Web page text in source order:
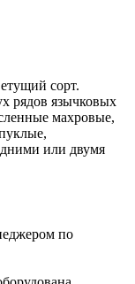
сорт.
рядов язычковых
махровые,
или двумя
по